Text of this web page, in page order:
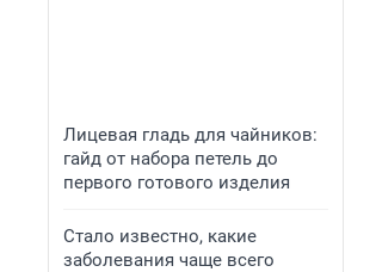
Лицевая гладь для чайников:
гайд от набора петель до
первого готового изделия
Стало известно, какие
заболевания чаще всего